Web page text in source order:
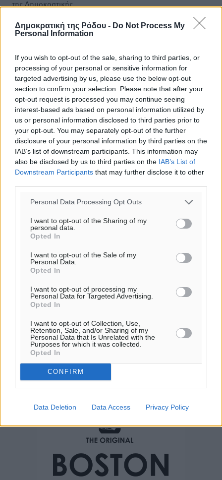
Δημοκρατική της Ρόδου - Do Not Process My
Personal Information
If you wish to opt-out of the sale, sharing to third parties, or
processing of your personal or sensitive information for
targeted advertising by us, please use the below opt-out
section to confirm your selection. Please note that after your
opt-out request is processed you may continue seeing
interest-based ads based on personal information utilized by
us or personal information disclosed to third parties prior to
your opt-out. You may separately opt-out of the further
disclosure of your personal information by third parties on the
IAB’s list of downstream participants. This information may
also be disclosed by us to third parties on the IAB’s List of
Downstream Participants that may further disclose it to other
Personal Data Processing Opt Outs
I want to opt-out of the Sharing of my
personal data.
Opted In
I want to opt-out of the Sale of my
Personal Data.
Opted In
I want to opt-out of processing my
Personal Data for Targeted Advertising.
Opted In
I want to opt-out of Collection, Use,
Retention, Sale, and/or Sharing of my
Personal Data that Is Unrelated with the
Purposes for which it was collected.
Opted In
CONFIRM
Data Deletion Data Access Privacy Policy
της Δημοκρατικής.
o καιρός τώρα:
27°
αίθριος καιρός
71%
5km/h
Δ-ΒΔ
26°/27°
06:19
20:05
32